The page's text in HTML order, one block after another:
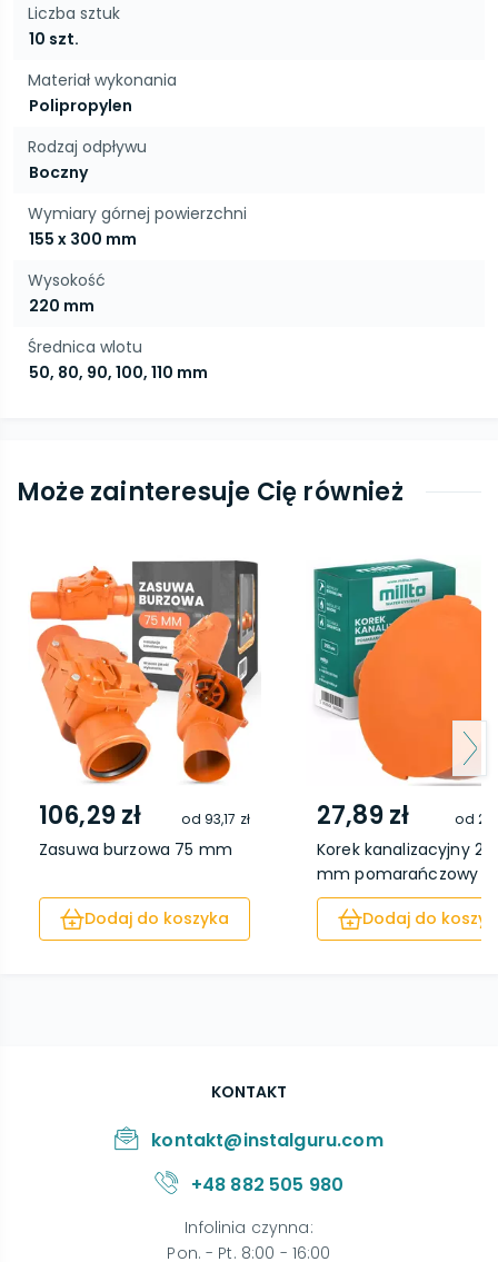
Liczba sztuk
10 szt.
Materiał wykonania
Polipropylen
Rodzaj odpływu
Boczny
Wymiary górnej powierzchni
155 x 300 mm
Wysokość
220 mm
Średnica wlotu
50, 80, 90, 100, 110 mm
Może zainteresuje Cię również
106,29 zł od 93,17 zł
Zasuwa burzowa 75 mm
Dodaj do koszyka
27,89 zł od
Korek kanalizacyjny
mm pomarańczowy
Dodaj do
KONTAKT
kontakt@instalguru.com
+48 882 505 980
Infolinia czynna:
Pon. - Pt. 8:00 - 16:00